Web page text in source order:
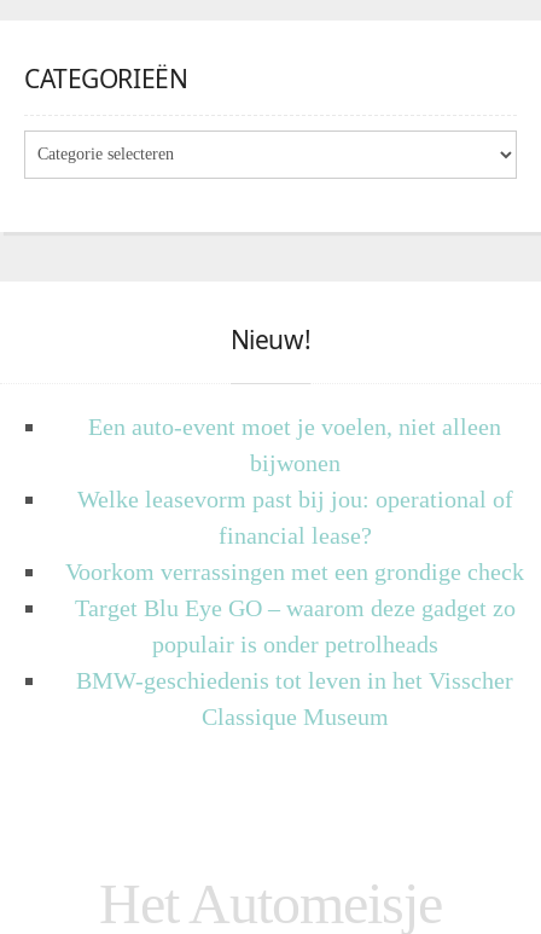
CATEGORIEËN
Nieuw!
Een auto-event moet je voelen, niet alleen
bijwonen
Welke leasevorm past bij jou: operational of
financial lease?
Voorkom verrassingen met een grondige check
Target Blu Eye GO – waarom deze gadget zo
populair is onder petrolheads
BMW-geschiedenis tot leven in het Visscher
Classique Museum
Het Automeisje